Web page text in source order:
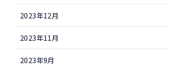
2023年12月
2023年11月
2023年9月